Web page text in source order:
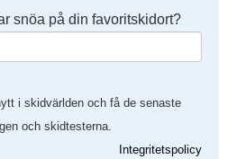
snöa på din favoritskidort?
i skidvärlden och få de senaste
och skidtesterna.
Integritetspolicy